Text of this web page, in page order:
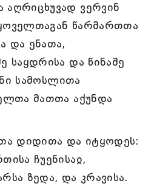
ვერვინ
წარმართთა
და ენათა,
საყდრისა და წინაშე
სამოსლითა
მათთა აქუნდა
დიდითა და იტყოდეს:
ჩუენისაჲ,
ზედა, და კრავისა.